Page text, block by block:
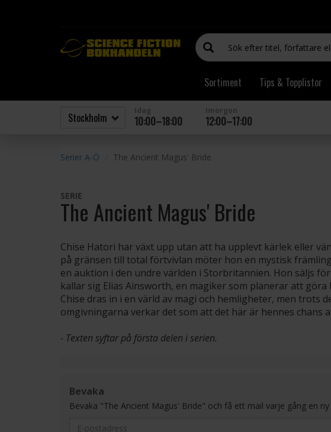
Sortiment Tips & Topplistor
10:00–18:00 12:00–17:00
Serier A-Ö The Ancient Magus' Bride
SERIE
The Ancient Magus' Bride
Chise Hatori har växt upp utan att ha upplevt kärlek eller
på gränsen till total förtvivlan möter hon en mystisk
en auktion i den undre världen i Storbritannien. Hon säljs
kallar sig Elias Ainsworth, en magiker som planerar att
Chise dras in i en värld av magi och hemligheter, men trots
omgivningarna verkar det som att det här är hennes chans
- Texten syftar på första delen i serien.
Bevaka
Bevaka "The Ancient Magus' Bride" och få ett mail varje gång en